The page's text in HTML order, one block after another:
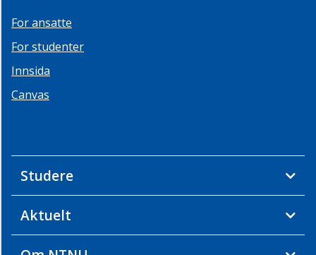
For ansatte
For studenter
Innsida
Canvas
Studere
Aktuelt